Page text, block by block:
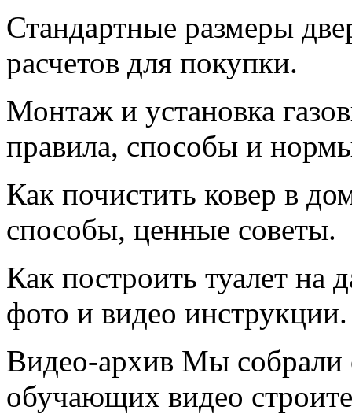
Стандартные размеры
расчетов для покупки.
Монтаж и установка
правила, способы и
Как почистить ковер в
способы, ценные советы.
Как построить туалет на
фото и видео инструкции.
Видео-архив Мы
обучающих видео